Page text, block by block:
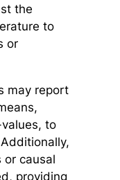
the
to
or
may report
to
or causal
providing